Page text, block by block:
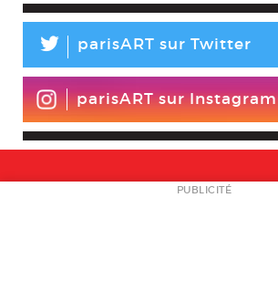
L parisART sur Twitter
parisART sur Instagram
NEWSLETTER
PUBLICITÉ